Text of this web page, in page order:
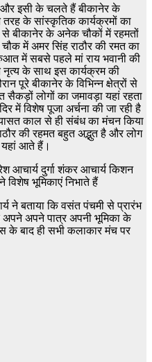
और इसी के चलते हैं बीकानेर के
के सांस्कृतिक कार्यक्रमों का
बीकानेर के अनेक चौकों में रहमतों
में अमर सिंह राठौर की रमत का
में सबसे पहले मां राय भवानी की
नृत्य के साथ इस कार्यक्रम की
पूरे बीकानेर के विभिन्न क्षेत्रों से
लोगों का जमावड़ा यहां रहता
में विशेष पूजा अर्चना की जा रही है
काल से ही संबंध का मंचन किया
की रहमत बहुत अद्भुत है और लोग
आते हैं।
आचार्य दुर्गा शंकर आचार्य किशन
विशेष भूमिकाएं निभाते हैं
ने बताया कि वसंत पंचमी से प्रारंभ
अपने अपने पात्र अपनी भूमिका के
के बाद ही सभी कलाकार मंच पर